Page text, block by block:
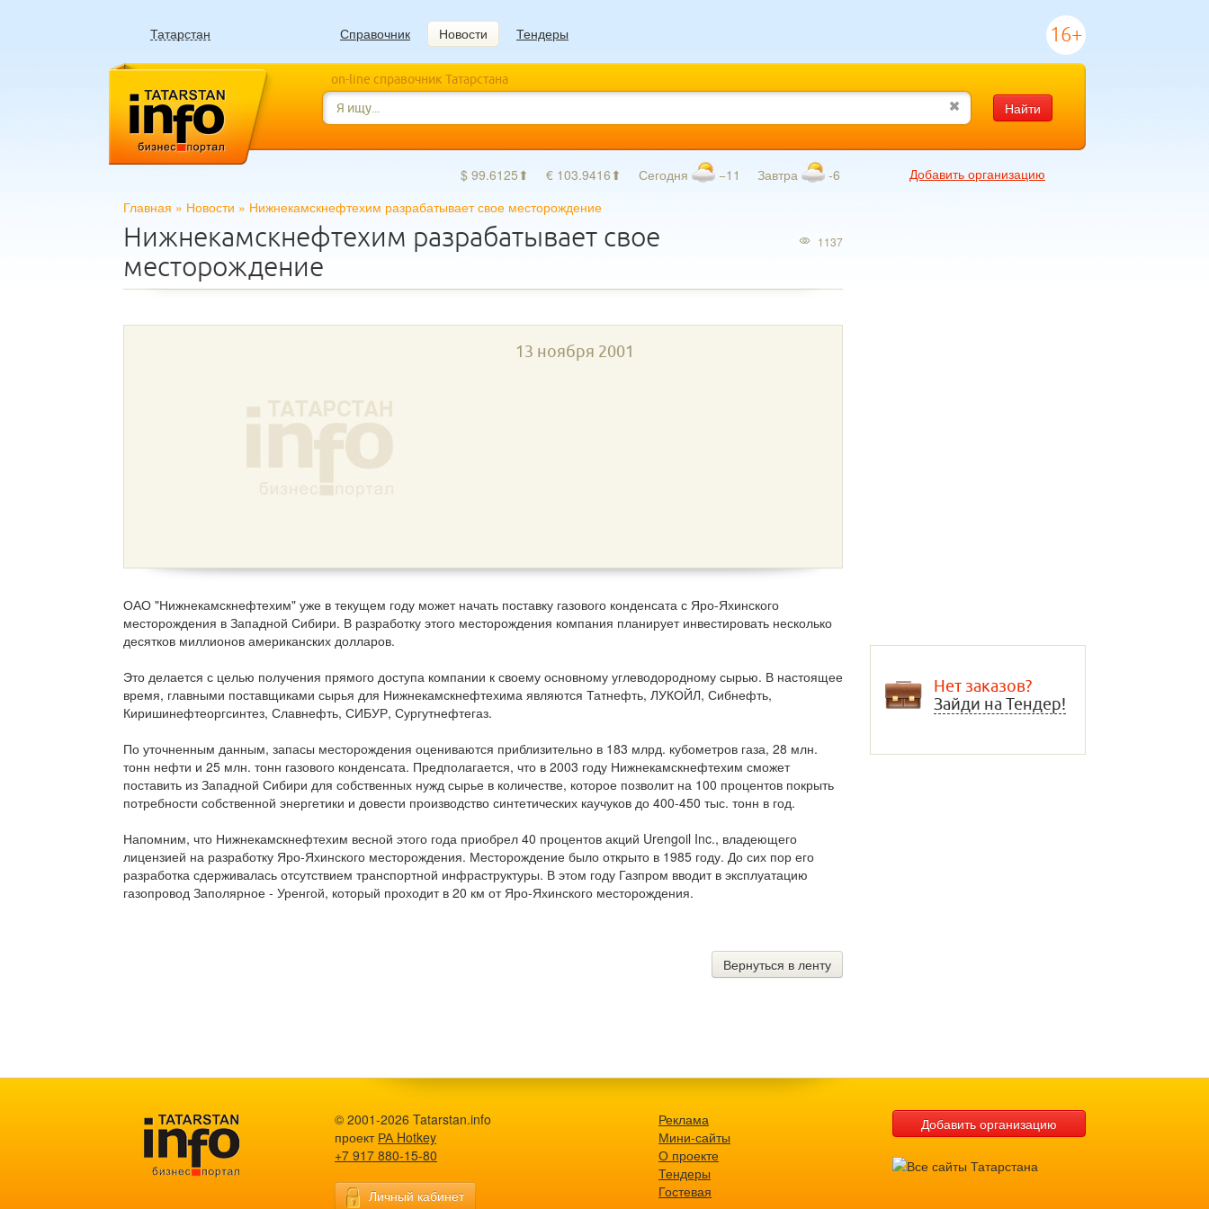
Татарстан Справочник Новости Тендеры 16+
on-line справочник Татарстана
Найти
$ 99.6125⬆ € 103.9416⬆ Сегодня −11 Завтра -6
Добавить организацию
Главная » Новости » Нижнекамскнефтехим разрабатывает свое месторождение
1137
Нижнекамскнефтехим разрабатывает свое
месторождение
13 ноября 2001
ОАО "Нижнекамскнефтехим" уже в текущем году может начать поставку газового конденсата с Яро-Яхинского
месторождения в Западной Сибири. В разработку этого месторождения компания планирует инвестировать несколько
десятков миллионов американских долларов.
Это делается с целью получения прямого доступа компании к своему основному углеводородному сырью. В настоящее
время, главными поставщиками сырья для Нижнекамскнефтехима являются Татнефть, ЛУКОЙЛ, Сибнефть,
Киришинефтеоргсинтез, Славнефть, СИБУР, Сургутнефтегаз.
По уточненным данным, запасы месторождения оцениваются приблизительно в 183 млрд. кубометров газа, 28 млн.
тонн нефти и 25 млн. тонн газового конденсата. Предполагается, что в 2003 году Нижнекамскнефтехим сможет
поставить из Западной Сибири для собственных нужд сырье в количестве, которое позволит на 100 процентов покрыть
потребности собственной энергетики и довести производство синтетических каучуков до 400-450 тыс. тонн в год.
Напомним, что Нижнекамскнефтехим весной этого года приобрел 40 процентов акций Urengoil Inc., владеющего
лицензией на разработку Яро-Яхинского месторождения. Месторождение было открыто в 1985 году. До сих пор его
разработка сдерживалась отсутствием транспортной инфраструктуры. В этом году Газпром вводит в эксплуатацию
газопровод Заполярное - Уренгой, который проходит в 20 км от Яро-Яхинского месторождения.
Вернуться в ленту
Нет заказов?
Зайди на Тендер!
© 2001-2026 Tatarstan.info
проект РА Hotkey
+7 917 880-15-80
Личный кабинет
Реклама
Мини-сайты
О проекте
Тендеры
Гостевая
Добавить организацию